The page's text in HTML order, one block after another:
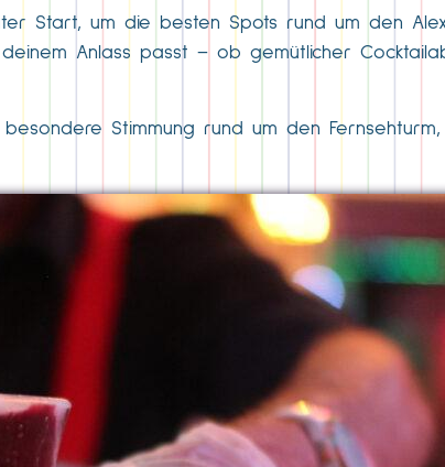
Start, um die besten Spots rund um den
Anlass passt – ob gemütlicher
Stimmung rund um den